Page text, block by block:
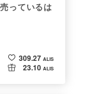
っているは
309.27 ALIS
23.10 ALIS